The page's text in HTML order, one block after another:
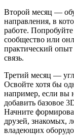
Второй месяц —
направления, в
работе.
сообщество или
практический
связь.
Третий месяц —
Освойте хотя бы
например, если вы
добавить базовое
Начните
друзей, знакомых,
владеющих